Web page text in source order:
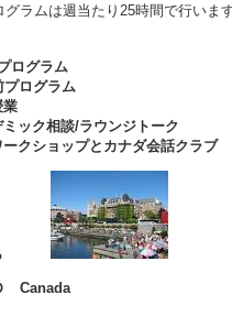
グラムは週当たり25時間で行いま
ログラム
ログラム
ック相談/ラウンジトーク
クショップとカナダ会話クラブ
ら
Canada